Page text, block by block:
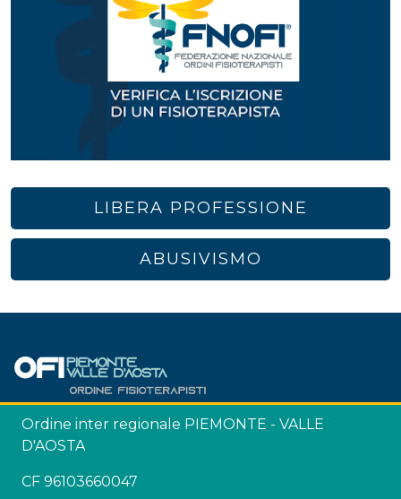
LIBERA PROFESSIONE
ABUSIVISMO
Ordine inter regionale PIEMONTE - VALLE
D'AOSTA
CF 96103660047